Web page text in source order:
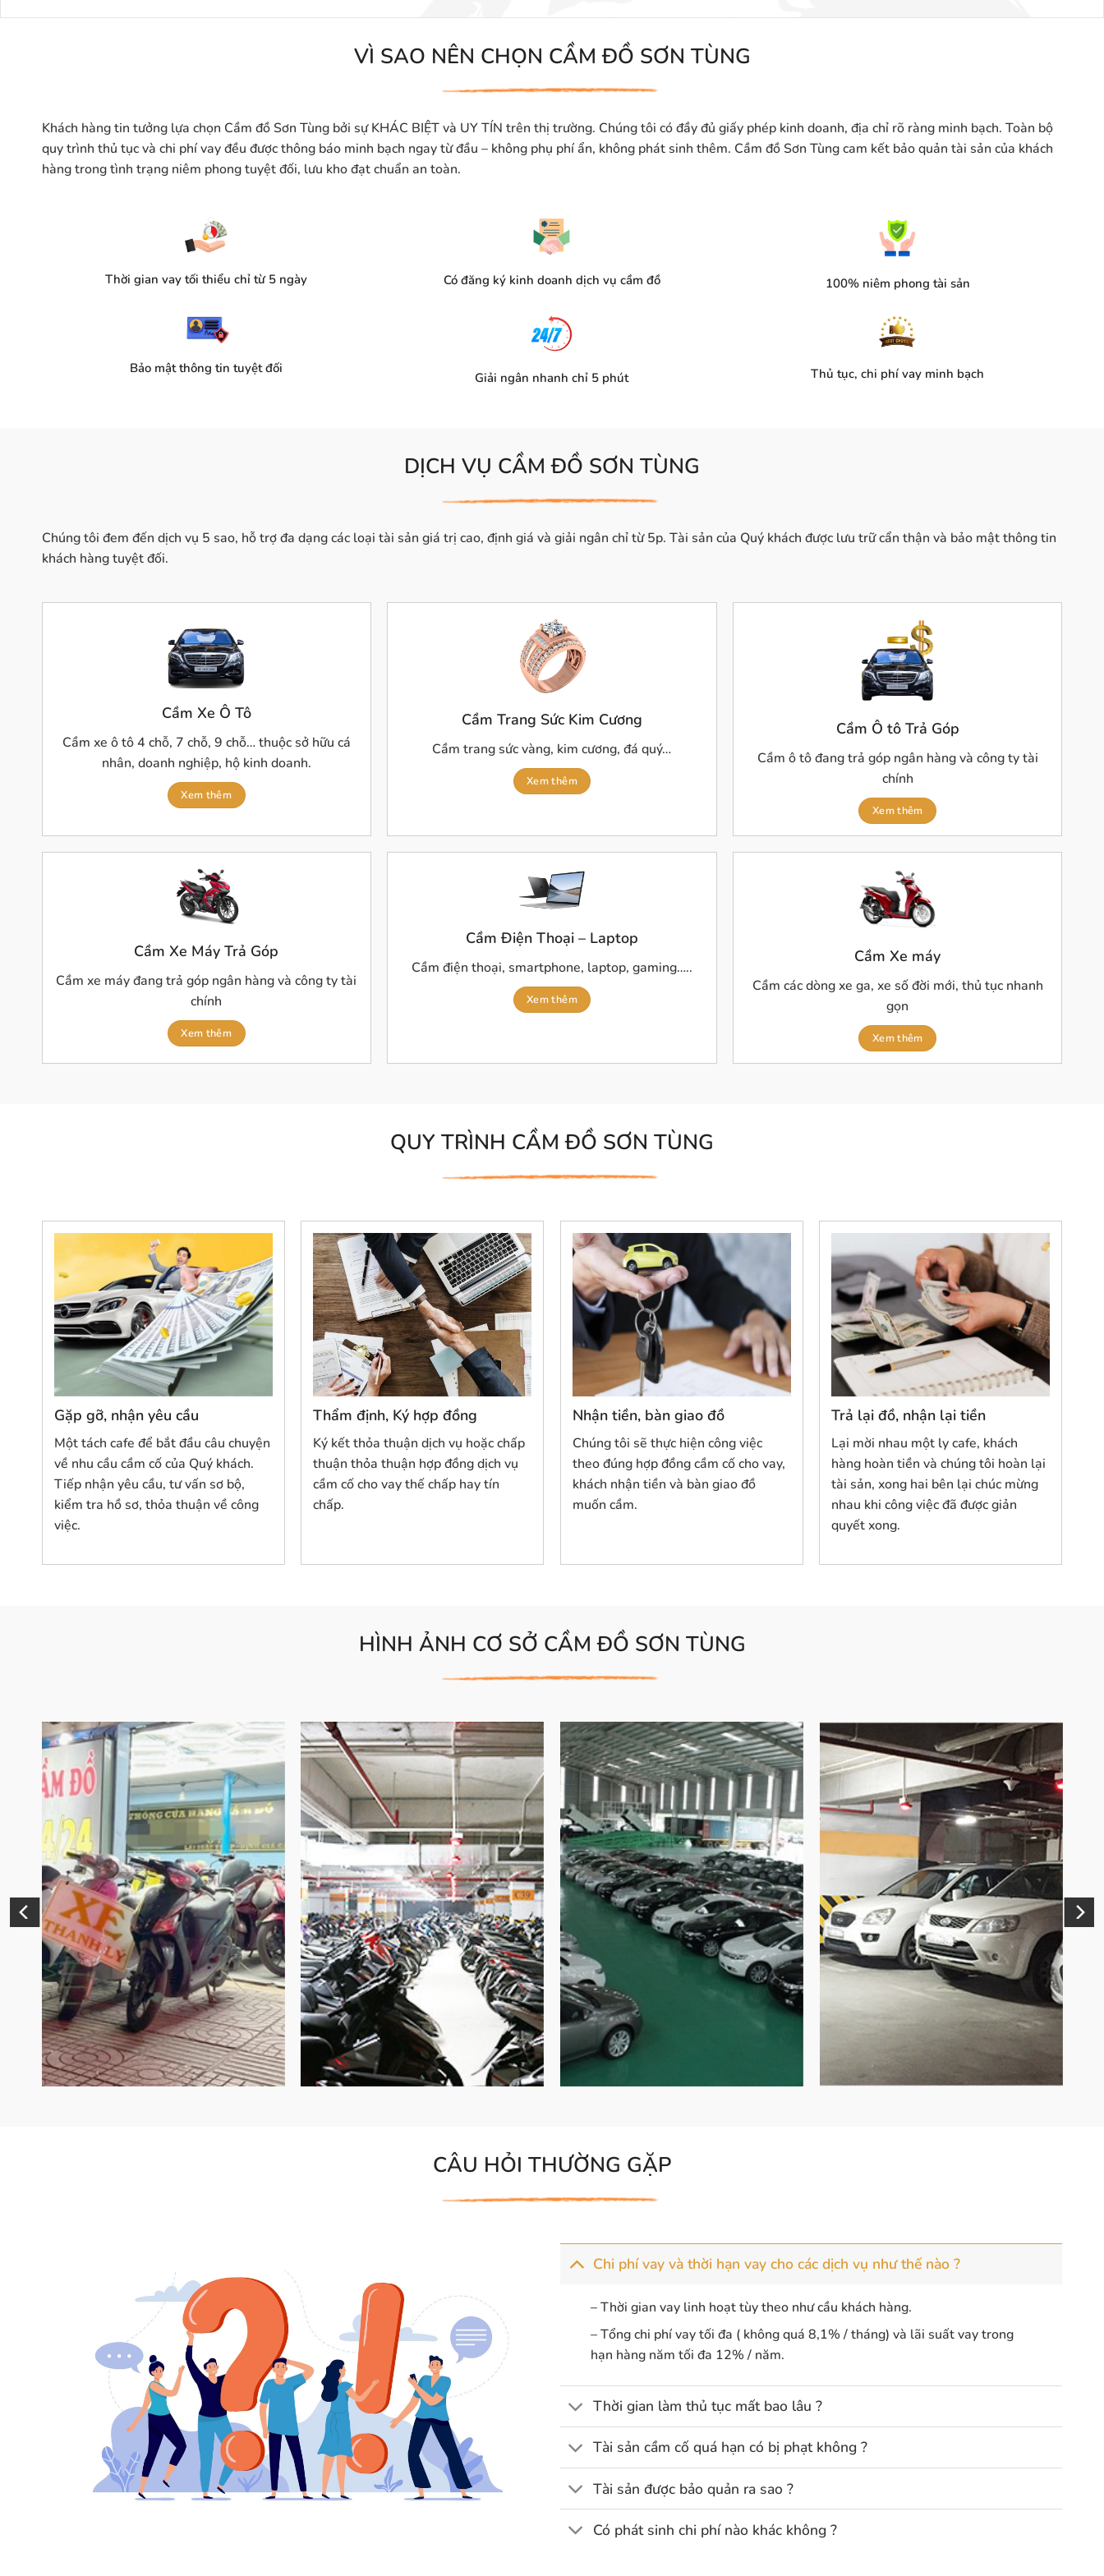
VÌ SAO NÊN CHỌN CẦM ĐỒ SƠN TÙNG
Khách hàng tin tưởng lựa chọn Cầm đồ Sơn Tùng bởi sự KHÁC BIỆT và UY TÍN trên thị trường. Chúng tôi có đầy đủ giấy phép kinh doanh, địa chỉ rõ ràng minh bạch. Toàn bộ
quy trình thủ tục và chi phí vay đều được thông báo minh bạch ngay từ đầu – không phụ phí ẩn, không phát sinh thêm. Cầm đồ Sơn Tùng cam kết bảo quản tài sản của khách
hàng trong tình trạng niêm phong tuyệt đối, lưu kho đạt chuẩn an toàn.
Thời gian vay tối thiểu chỉ từ 5 ngày Có đăng ký kinh doanh dịch vụ cầm đồ 100% niêm phong tài sản
Bảo mật thông tin tuyệt đối
Giải ngân nhanh chỉ 5 phút Thủ tục, chi phí vay minh bạch
DỊCH VỤ CẦM ĐỒ SƠN TÙNG
Chúng tôi đem đến dịch vụ 5 sao, hỗ trợ đa dạng các loại tài sản giá trị cao, định giá và giải ngân chỉ từ 5p. Tài sản của Quý khách được lưu trữ cẩn thận và bảo mật thông tin
khách hàng tuyệt đối.
Cầm Xe Ô Tô
Cầm xe ô tô 4 chỗ, 7 chỗ, 9 chỗ… thuộc sở hữu cá
nhân, doanh nghiệp, hộ kinh doanh.
Xem thêm
Cầm Trang Sức Kim Cương
Cầm trang sức vàng, kim cương, đá quý…
Xem thêm
Cầm Ô tô Trả Góp
Cầm ô tô đang trả góp ngân hàng và công ty tài
chính
Xem thêm
Cầm Xe Máy Trả Góp
Cầm xe máy đang trả góp ngân hàng và công ty tài
chính
Xem thêm
Cầm Điện Thoại – Laptop
Cầm điện thoại, smartphone, laptop, gaming…..
Xem thêm
Cầm Xe máy
Cầm các dòng xe ga, xe số đời mới, thủ tục nhanh
gọn
Xem thêm
QUY TRÌNH CẦM ĐỒ SƠN TÙNG
Gặp gỡ, nhận yêu cầu
Một tách cafe để bắt đầu câu chuyện
về nhu cầu cầm cố của Quý khách.
Tiếp nhận yêu cầu, tư vấn sơ bộ,
kiểm tra hồ sơ, thỏa thuận về công
việc.
Thẩm định, Ký hợp đồng
Ký kết thỏa thuận dịch vụ hoặc chấp
thuận thỏa thuận hợp đồng dịch vụ
cầm cố cho vay thế chấp hay tín
chấp.
Nhận tiền, bàn giao đồ
Chúng tôi sẽ thực hiện công việc
theo đúng hợp đồng cầm cố cho vay,
khách nhận tiền và bàn giao đồ
muốn cầm.
Trả lại đồ, nhận lại tiền
Lại mời nhau một ly cafe, khách
hàng hoàn tiền và chúng tôi hoàn lại
tài sản, xong hai bên lại chúc mừng
nhau khi công việc đã được giản
quyết xong.
HÌNH ẢNH CƠ SỞ CẦM ĐỒ SƠN TÙNG
CÂU HỎI THƯỜNG GẶP
Chi phí vay và thời hạn vay cho các dịch vụ như thế nào ?
– Thời gian vay linh hoạt tùy theo như cầu khách hàng.
– Tổng chi phí vay tối đa ( không quá 8,1% / tháng) và lãi suất vay trong
hạn hàng năm tối đa 12% / năm.
Thời gian làm thủ tục mất bao lâu ?
Tài sản cầm cố quá hạn có bị phạt không ?
Tài sản được bảo quản ra sao ?
Có phát sinh chi phí nào khác không ?